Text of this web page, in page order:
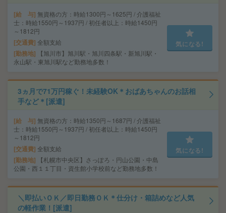
給 与 無資格の方：時給1300円～1625円 / 介護福祉
士：時給1550円～1937円 / 初任者以上：時給1450円
～1812円
交通費 全額支給
勤務地
【旭川市】旭川駅・旭川四条駅・新旭川駅・
永山駅・東旭川駅など勤務地多数！
気になる!
3ヵ月で71万円稼ぐ！未経験OK＊おばあちゃんのお話相
手など＊[派遣]
給 与 無資格の方：時給1350円～1687円 / 介護福祉
士：時給1550円～1937円 / 初任者以上：時給1450円
～1812円
交通費 全額支給
勤務地
【札幌市中央区】さっぽろ・円山公園・中島
公園・西１１丁目・資生館小学校前など勤務地多数！
気になる!
＼即払いＯＫ／即日勤務ＯＫ＊仕分け・箱詰めなど人気
の軽作業！[派遣]